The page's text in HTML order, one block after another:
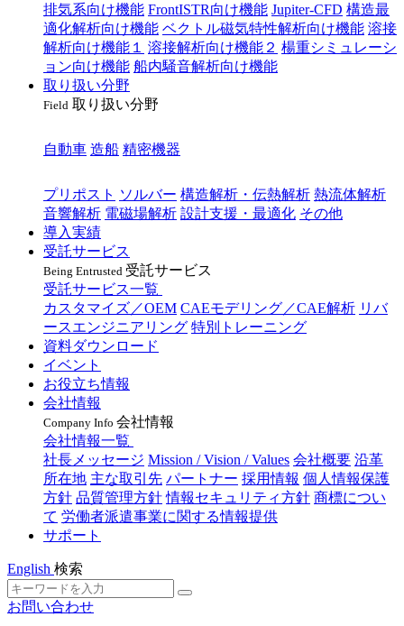
排気系向け機能 FrontISTR向け機能 Jupiter-CFD 構造最
適化解析向け機能 ベクトル磁気特性解析向け機能 溶接
解析向け機能１
溶接解析向け機能２ 楊重シミュレーシ
ョン向け機能 船内騒音解析向け機能
取り扱い分野
Field 取り扱い分野
自動車 造船 精密機器
プリポスト ソルバー 構造解析・伝熱解析 熱流体解析
音響解析 電磁場解析 設計支援・最適化 その他
導入実績
受託サービス
Being Entrusted 受託サービス
受託サービス一覧
カスタマイズ／OEM CAEモデリング／CAE解析 リバ
ースエンジニアリング 特別トレーニング
資料ダウンロード
イベント
お役立ち情報
会社情報
Company Info 会社情報
会社情報一覧
社長メッセージ Mission / Vision / Values 会社概要 沿革
所在地 主な取引先 パートナー 採用情報 個人情報保護
方針 品質管理方針 情報セキュリティ方針 商標につい
て 労働者派遣事業に関する情報提供
サポート
English 検索
お問い合わせ